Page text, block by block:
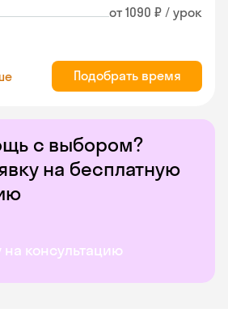
с выбором?
на бесплатную
на консультацию
от 1090 ₽ / урок
Подобрать время